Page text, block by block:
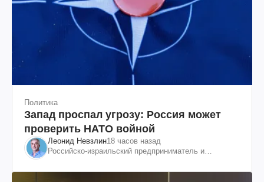
Политика
Запад проспал угрозу: Россия может
проверить НАТО войной
Леонид Невзлин18 часов назад
Российско-израильский предприниматель и
"ЮКОСа"